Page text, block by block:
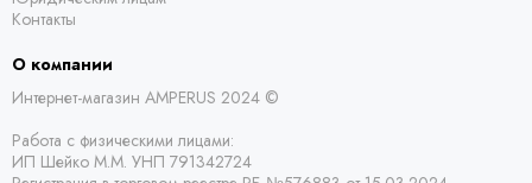
Контакты
О компании
Интернет-магазин AMPERUS 2024 ©
Работа с физическими лицами:
ИП Шейко М.М. УНП 791342724